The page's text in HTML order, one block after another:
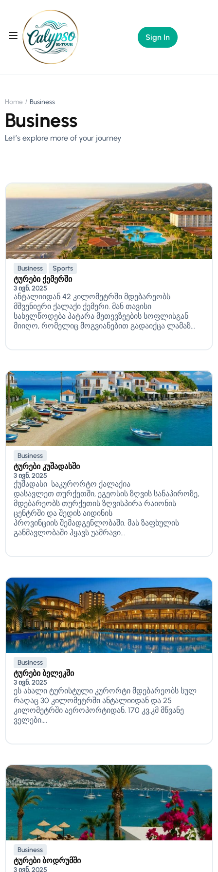
Sign In
Home Business
Business
Let’s explore more of your journey
Business Sports
ტურები ქემერში
3 ივნ, 2025
ანტალიიდან 42 კილომეტრში მდებარეობს
მშვენიერი ქალაქი ქემერი. მან თავისი
სახელწოდება პატარა მეთევზეების სოფლისგან
მიიღო, რომელიც მოგვიანებით გადაიქცა ლამაზ...
Business
ტურები კუშადასში
3 ივნ, 2025
ქუშადასი საკურორტო ქალაქია
დასავლეთ თურქეთში, ეგეოსის ზღვის სანაპიროზე,
მდებარეობს თურქეთის ზღვისპირა რაიონის
ცენტრში და შედის აიდინის
პროვინციის შემადგენლობაში. მას ზაფხულის
განმავლობაში ჰყავს უამრავი...
Business
ტურები ბელეკში
3 ივნ, 2025
ეს ახალი ტურისტული კურორტი მდებარეობს სულ
რაღაც 30 კილომეტრში ანტალიიდან და 25
კილომეტრში აეროპორტიდან. 170 კვ.კმ მწვანე
ველები,...
Business
ტურები ბოდრუმში
3 ივნ, 2025